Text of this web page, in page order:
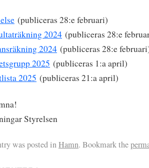
(publiceras 28:e februari)
2024 (publiceras 28:e
2024 (publiceras 28:e
2025 (publiceras 1:a april)
2025 (publiceras 21:a april)
Styrelsen
was posted inHamn. Bookmark the